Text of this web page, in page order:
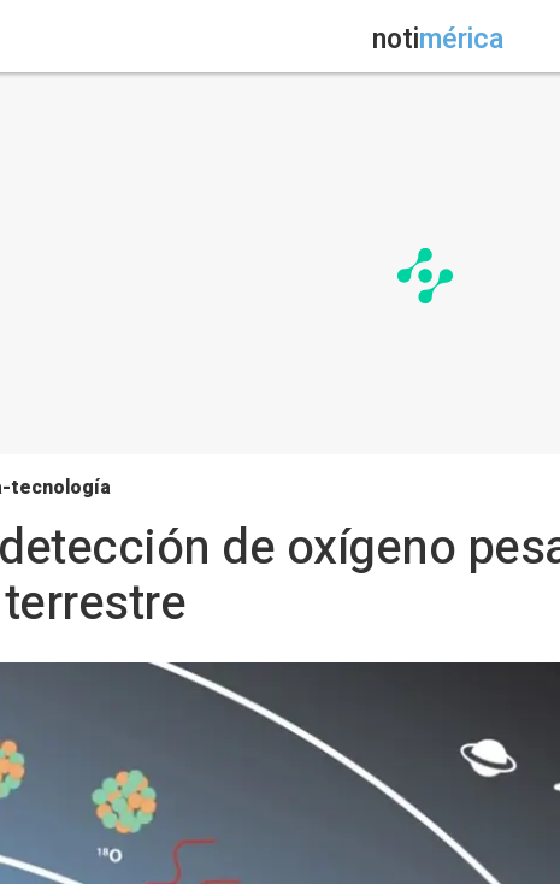
notimérica
tecnología
de oxígeno